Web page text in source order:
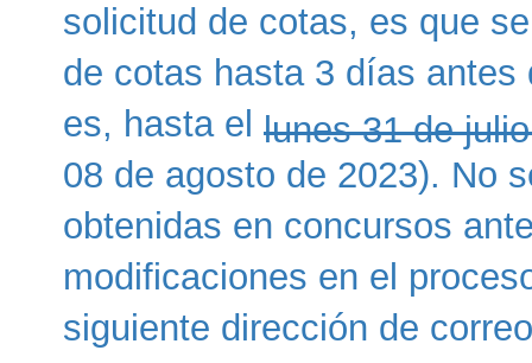
solicitud de cotas, es que
de cotas hasta 3 días
es, hasta el lunes 31 de
08 de agosto de 2023). No
obtenidas en concursos
modificaciones en el
siguiente dirección de